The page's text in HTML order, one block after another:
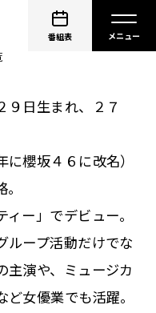
番組表
９日生まれ、２７
櫻坂４６に改名）
ー」でデビュー。
ループ活動だけでな
主演や、ミュージカ
女優業でも活躍。